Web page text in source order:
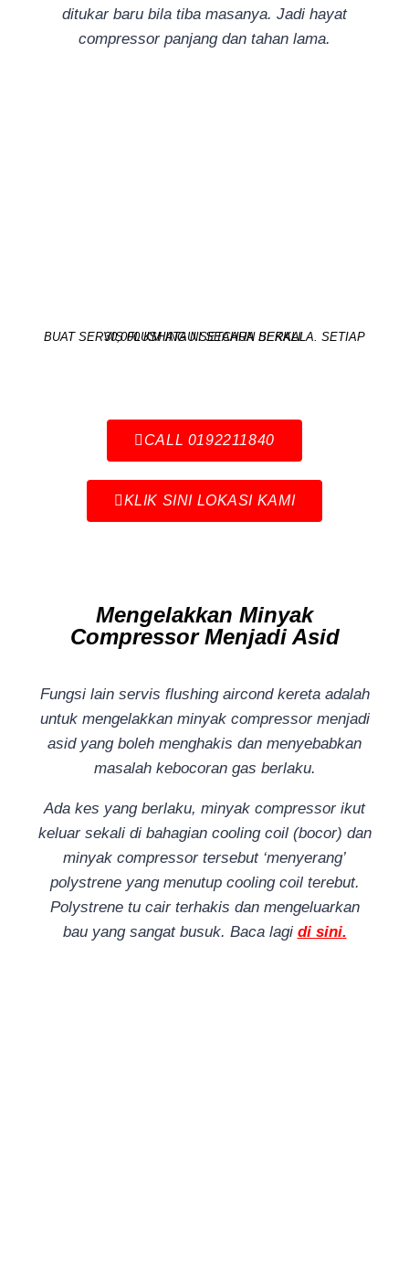
ditukar baru bila tiba masanya. Jadi hayat
compressor panjang dan tahan lama.
BUAT SERVIS FLUSHING NI SECARA BERKALA. SETIAP 30,000 KM ATAU SETAHUN SEKALI.
CALL 0192211840
KLIK SINI LOKASI KAMI
Mengelakkan Minyak
Compressor Menjadi Asid
Fungsi lain servis flushing aircond kereta adalah
untuk mengelakkan minyak compressor menjadi
asid yang boleh menghakis dan menyebabkan
masalah kebocoran gas berlaku.
Ada kes yang berlaku, minyak compressor ikut
keluar sekali di bahagian cooling coil (bocor) dan
minyak compressor tersebut ‘menyerang’
polystrene yang menutup cooling coil terebut.
Polystrene tu cair terhakis dan mengeluarkan
bau yang sangat busuk. Baca lagi di sini.